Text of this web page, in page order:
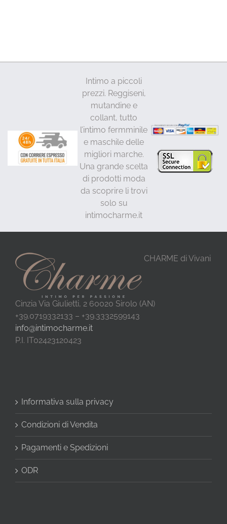
Intimo a piccoli
prezzi. Reggiseni,
mutandine e
collant, tutto
l’intimo fermminile
e maschile delle
migliori marche.
Una grande scelta
di prodotti moda
da scoprire li trovi
solo su
intimocharme.it
CHARME di Vivani
Cinzia Via Giulietti, 2 60020 Sirolo (AN)
+39.0719332133 – +39.3332599143
info@intimocharme.it
P.I. IT02423120423
Informativa sulla privacy
Condizioni di Vendita
Pagamenti e Spedizioni
ODR